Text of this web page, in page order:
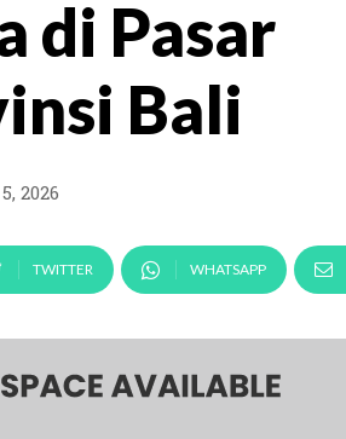
di Pasar
Bali
2026
TWITTER WHATSAPP